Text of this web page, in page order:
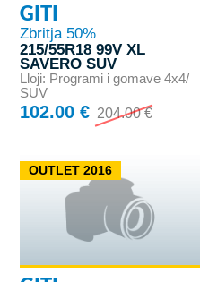
GITI
Zbritja 50%
215/55R18 99V XL
SAVERO SUV
Lloji: Programi i gomave 4x4/
SUV
102.00 € 204.00 €
OUTLET 2016